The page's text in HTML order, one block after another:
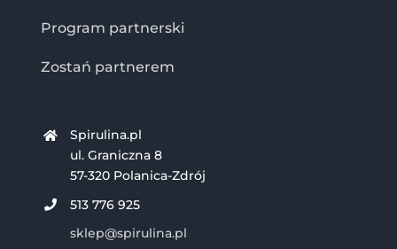
Program partnerski
Zostań partnerem
Spirulina.pl
ul. Graniczna 8
57-320 Polanica-Zdrój
513 776 925
sklep@spirulina.pl